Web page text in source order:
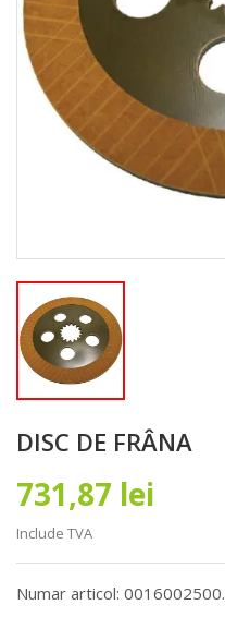
DISC DE FRÂNA
731,87 lei
Include TVA
Numar articol: 0016002500.